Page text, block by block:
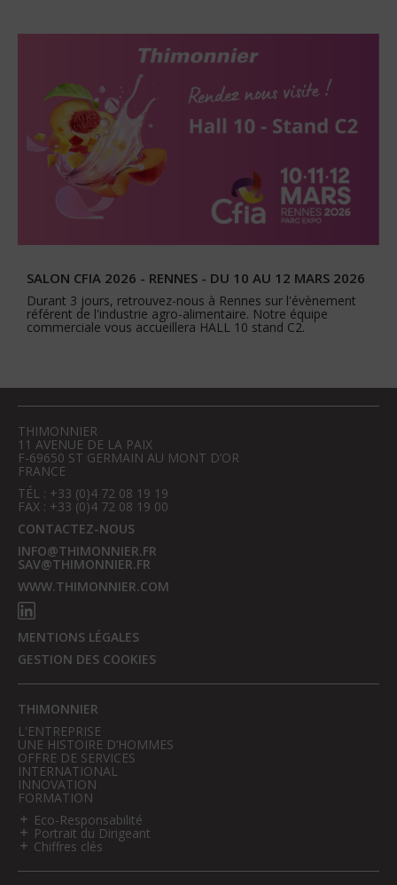
SALON CFIA 2026 - RENNES - DU 10 AU 12 MARS 2026
Durant 3 jours, retrouvez-nous à Rennes sur l'évènement
référent de l'industrie agro-alimentaire. Notre équipe
commerciale vous accueillera HALL 10 stand C2.
THIMONNIER
11 AVENUE DE LA PAIX
F-69650 ST GERMAIN AU MONT D’OR
FRANCE
TÉL : +33 (0)4 72 08 19 19
FAX : +33 (0)4 72 08 19 00
CONTACTEZ-NOUS
INFO@THIMONNIER.FR
SAV@THIMONNIER.FR
WWW.THIMONNIER.COM
MENTIONS LÉGALES
GESTION DES COOKIES
THIMONNIER
L'ENTREPRISE
UNE HISTOIRE D’HOMMES
OFFRE DE SERVICES
INTERNATIONAL
INNOVATION
FORMATION
Eco-Responsabilité
Portrait du Dirigeant
Chiffres clés